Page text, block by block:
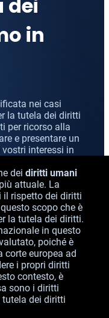
(Commission for the
Interpol
Estradizione dall’Italia
Estradizione tra Italia e
Estradizione tra Italia e
Estradizione tra
Estradizione tra Italia e
per crimini dei
presso la Corte
economici e
del riciclaggio
Check
e manager
dei
in
nei casi
la tutela dei diritti
per ricorso alla
e presentare un
interessi in
dei diritti umani
attuale. La
il rispetto dei diritti
scopo che è
la tutela dei diritti.
in questo
poiché è
corte europea ad
i propri diritti
contesto, è
sono i diritti
dei diritti